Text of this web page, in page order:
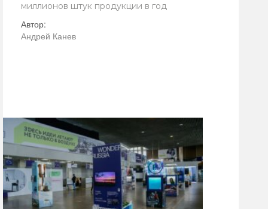
миллионов штук продукции в год
Автор:
Андрей Канев